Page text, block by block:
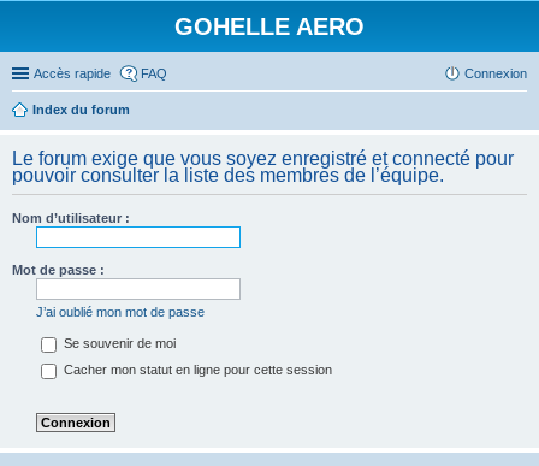
GOHELLE AERO
Accès rapide FAQ Connexion
Index du forum
Le forum exige que vous soyez enregistré et connecté pour
pouvoir consulter la liste des membres de l’équipe.
Nom d’utilisateur :
Mot de passe :
J’ai oublié mon mot de passe
Se souvenir de moi
Cacher mon statut en ligne pour cette session